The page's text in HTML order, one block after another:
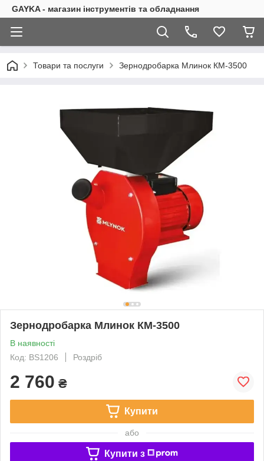
GAYKA - магазин інструментів та обладнання
Товари та послуги Зернодробарка Млинок КМ-3500
Зернодробарка Млинок КМ-3500
В наявності
Код: BS1206
Роздріб
2 760 ₴
Купити
або
Купити з